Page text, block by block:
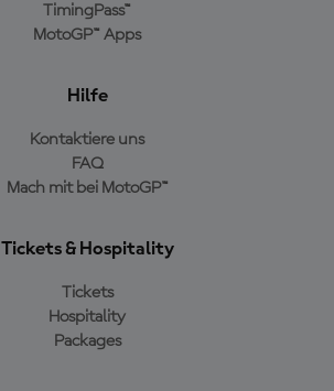
TimingPass™
MotoGP™ Apps
Hilfe
Kontaktiere uns
FAQ
Mach mit bei MotoGP™
Tickets & Hospitality
Tickets
Hospitality
Packages